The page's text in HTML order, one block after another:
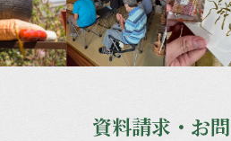
資料請求・お